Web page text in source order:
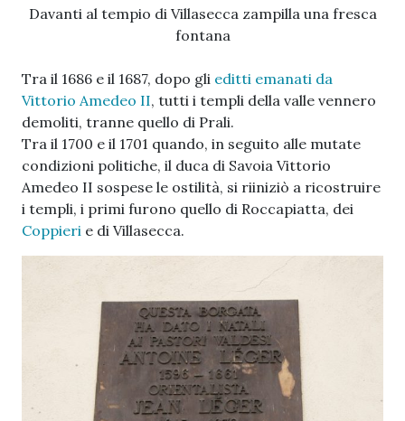
Davanti al tempio di Villasecca zampilla una fresca
fontana
Tra il 1686 e il 1687, dopo gli editti emanati da
Vittorio Amedeo II, tutti i templi della valle vennero
demoliti, tranne quello di Prali.
Tra il 1700 e il 1701 quando, in seguito alle mutate
condizioni politiche, il duca di Savoia Vittorio
Amedeo II sospese le ostilità, si riiniziò a ricostruire
i templi, i primi furono quello di Roccapiatta, dei
Coppieri e di Villasecca.